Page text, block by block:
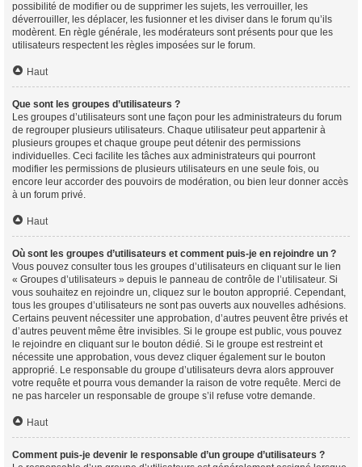
possibilité de modifier ou de supprimer les sujets, les verrouiller, les
déverrouiller, les déplacer, les fusionner et les diviser dans le forum qu’ils
modèrent. En règle générale, les modérateurs sont présents pour que les
utilisateurs respectent les règles imposées sur le forum.
Haut
Que sont les groupes d’utilisateurs ?
Les groupes d’utilisateurs sont une façon pour les administrateurs du forum
de regrouper plusieurs utilisateurs. Chaque utilisateur peut appartenir à
plusieurs groupes et chaque groupe peut détenir des permissions
individuelles. Ceci facilite les tâches aux administrateurs qui pourront
modifier les permissions de plusieurs utilisateurs en une seule fois, ou
encore leur accorder des pouvoirs de modération, ou bien leur donner accès
à un forum privé.
Haut
Où sont les groupes d’utilisateurs et comment puis-je en rejoindre un ?
Vous pouvez consulter tous les groupes d’utilisateurs en cliquant sur le lien
« Groupes d’utilisateurs » depuis le panneau de contrôle de l’utilisateur. Si
vous souhaitez en rejoindre un, cliquez sur le bouton approprié. Cependant,
tous les groupes d’utilisateurs ne sont pas ouverts aux nouvelles adhésions.
Certains peuvent nécessiter une approbation, d’autres peuvent être privés et
d’autres peuvent même être invisibles. Si le groupe est public, vous pouvez
le rejoindre en cliquant sur le bouton dédié. Si le groupe est restreint et
nécessite une approbation, vous devez cliquer également sur le bouton
approprié. Le responsable du groupe d’utilisateurs devra alors approuver
votre requête et pourra vous demander la raison de votre requête. Merci de
ne pas harceler un responsable de groupe s’il refuse votre demande.
Haut
Comment puis-je devenir le responsable d’un groupe d’utilisateurs ?